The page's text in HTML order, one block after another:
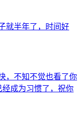
就半年了，时间好
，不知不觉也看了你
成为习惯了，祝你